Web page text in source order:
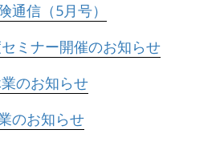
通信（5月号）
ミナー開催のお知らせ
のお知らせ
のお知らせ